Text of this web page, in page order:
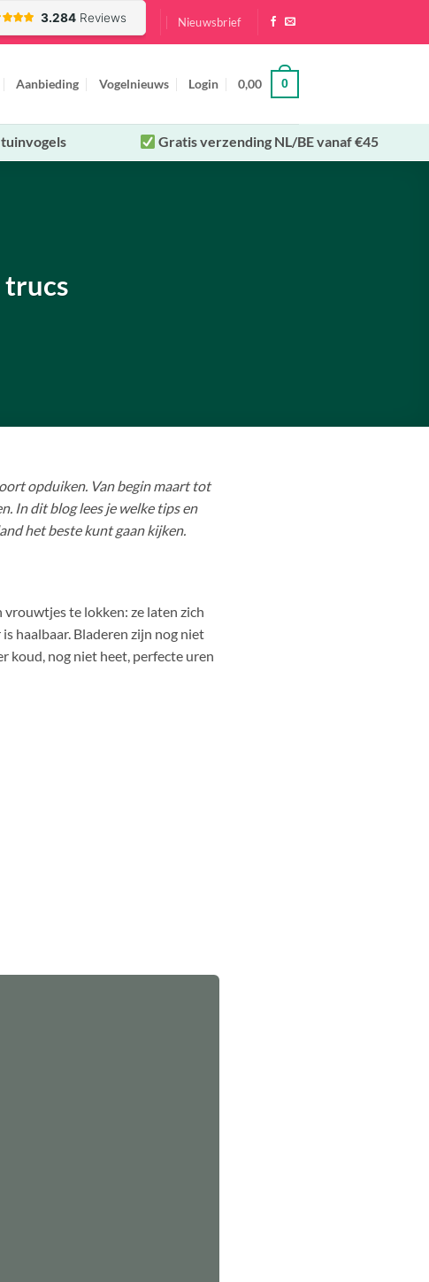
Nieuwsbrief
Aanbieding Vogelnieuws Login 0,00 0
Gratis verzending NL/BE vanaf €45
trucs
opduiken. Van begin maart tot
In dit blog lees je welke tips en
het beste kunt gaan kijken.
te lokken: ze laten zich
haalbaar. Bladeren zijn nog niet
koud, nog niet heet, perfecte uren